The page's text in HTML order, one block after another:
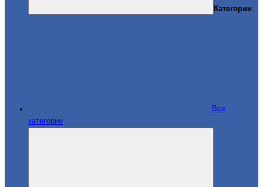
Категории
Все
категории